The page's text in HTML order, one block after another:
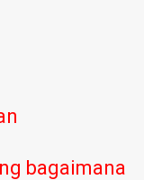
bagaimana